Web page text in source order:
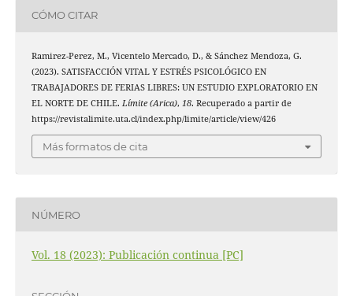
CÓMO CITAR
Ramirez-Perez, M., Vicentelo Mercado, D., & Sánchez Mendoza, G.
(2023). SATISFACCIÓN VITAL Y ESTRÉS PSICOLÓGICO EN
TRABAJADORES DE FERIAS LIBRES: UN ESTUDIO EXPLORATORIO EN
EL NORTE DE CHILE. Límite (Arica), 18. Recuperado a partir de
https://revistalimite.uta.cl/index.php/limite/article/view/426
Más formatos de cita
NÚMERO
Vol. 18 (2023): Publicación continua [PC]